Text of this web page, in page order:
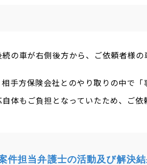
の車が右側後方から、ご依頼者様の
手方保険会社とのやり取りの中で
体もご負担となっていたため、ご依
件担当弁護士の活動及び解決